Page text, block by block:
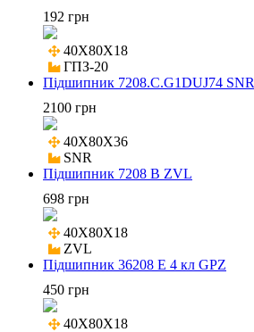
192 грн
40X80X18
ГПЗ-20
Підшипник 7208.C.G1DUJ74 SNR
2100 грн
40X80X36
SNR
Підшипник 7208 B ZVL
698 грн
40X80X18
ZVL
Підшипник 36208 Е 4 кл GPZ
450 грн
40X80X18